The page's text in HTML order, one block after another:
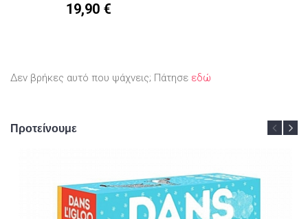
19,90 €
Δεν βρήκες αυτό που ψάχνεις; Πάτησε εδώ
Προτείνουμε